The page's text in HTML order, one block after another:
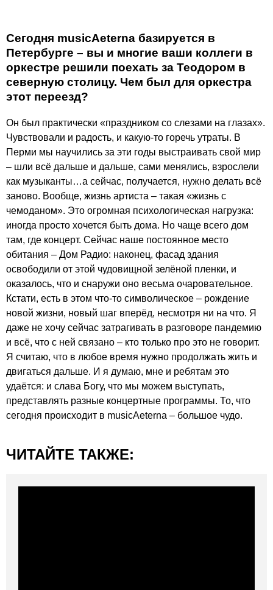
Сегодня musicAeterna базируется в
Петербурге – вы и многие ваши коллеги в
оркестре решили поехать за Теодором в
северную столицу. Чем был для оркестра
этот переезд?
Он был практически «праздником со слезами на глазах».
Чувствовали и радость, и какую-то горечь утраты. В
Перми мы научились за эти годы выстраивать свой мир
– шли всё дальше и дальше, сами менялись, взрослели
как музыканты…а сейчас, получается, нужно делать всё
заново. Вообще, жизнь артиста – такая «жизнь с
чемоданом». Это огромная психологическая нагрузка:
иногда просто хочется быть дома. Но чаще всего дом
там, где концерт. Сейчас наше постоянное место
обитания – Дом Радио: наконец, фасад здания
освободили от этой чудовищной зелёной пленки, и
оказалось, что и снаружи оно весьма очаровательное.
Кстати, есть в этом что-то символическое – рождение
новой жизни, новый шаг вперёд, несмотря ни на что. Я
даже не хочу сейчас затрагивать в разговоре пандемию
и всё, что с ней связано – кто только про это не говорит.
Я считаю, что в любое время нужно продолжать жить и
двигаться дальше. И я думаю, мне и ребятам это
удаётся: и слава Богу, что мы можем выступать,
представлять разные концертные программы. То, что
сегодня происходит в musicAeterna – большое чудо.
ЧИТАЙТЕ ТАКЖЕ: